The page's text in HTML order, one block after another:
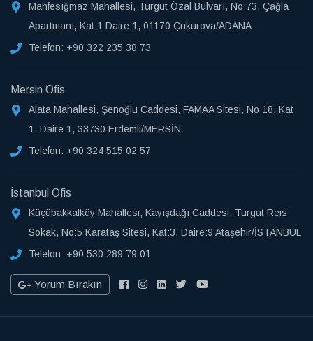
Mahfesığmaz Mahallesi, Turgut Özal Bulvarı, No:73, Çağla
Apartmanı, Kat:1 Daire:1, 01170 Çukurova/ADANA
Telefon: +90 322 235 38 73
Mersin Ofis
Alata Mahallesi, Şenoğlu Caddesi, FAMAA Sitesi, No 18, Kat
1, Daire 1, 33730 Erdemli/MERSİN
Telefon: +90 324 515 02 57
İstanbul Ofis
Küçübakkalköy Mahallesi, Kayışdağı Caddesi, Turgut Reis
Sokak, No:5 Karataş Sitesi, Kat:3, Daire:9 Ataşehir/İSTANBUL
Telefon: +90 530 289 79 01
Yorum Bırakın